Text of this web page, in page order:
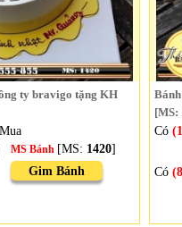
ty bravigo tặng KH
MS Bánh [MS: 1420]
Gim Bánh
[MS:
Có
Có